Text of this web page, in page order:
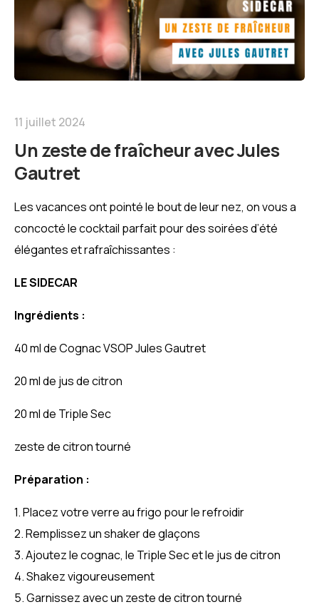
11 juillet 2024
Un zeste de fraîcheur avec Jules
Gautret
Les vacances ont pointé le bout de leur nez, on vous a
concocté le cocktail parfait pour des soirées d’été
élégantes et rafraîchissantes :
LE SIDECAR
Ingrédients :
40 ml de Cognac VSOP Jules Gautret
20 ml de jus de citron
20 ml de Triple Sec
zeste de citron tourné
Préparation :
Placez votre verre au frigo pour le refroidir
Remplissez un shaker de glaçons
Ajoutez le cognac, le Triple Sec et le jus de citron
Shakez vigoureusement
Garnissez avec un zeste de citron tourné